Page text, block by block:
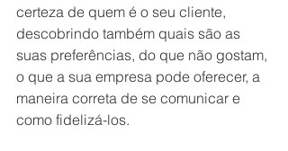
certeza de quem é o seu cliente,
descobrindo também quais são as
suas preferências, do que não gostam,
o que a sua empresa pode oferecer, a
maneira correta de se comunicar e
como fidelizá-los.